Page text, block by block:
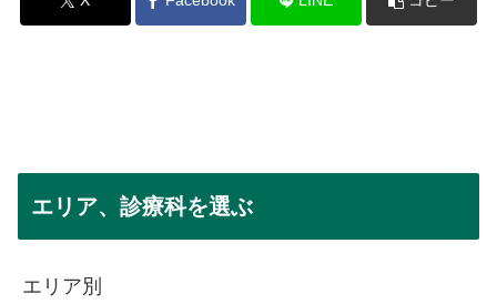
エリア、診療科を選ぶ
エリア別